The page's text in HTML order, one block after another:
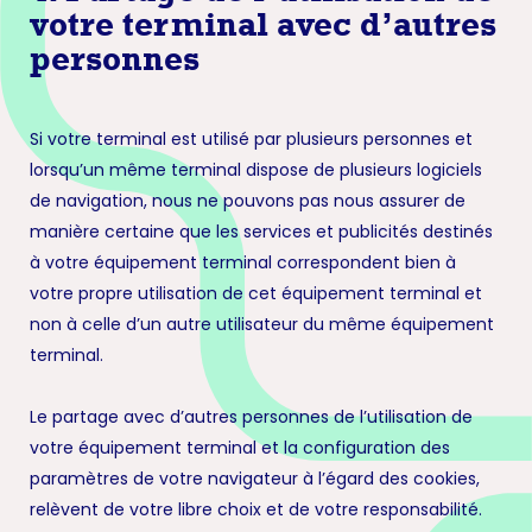
votre terminal avec d’autres
personnes
Si votre terminal est utilisé par plusieurs personnes et
lorsqu’un même terminal dispose de plusieurs logiciels
de navigation, nous ne pouvons pas nous assurer de
manière certaine que les services et publicités destinés
à votre équipement terminal correspondent bien à
votre propre utilisation de cet équipement terminal et
non à celle d’un autre utilisateur du même équipement
terminal.
Le partage avec d’autres personnes de l’utilisation de
votre équipement terminal et la configuration des
paramètres de votre navigateur à l’égard des cookies,
relèvent de votre libre choix et de votre responsabilité.